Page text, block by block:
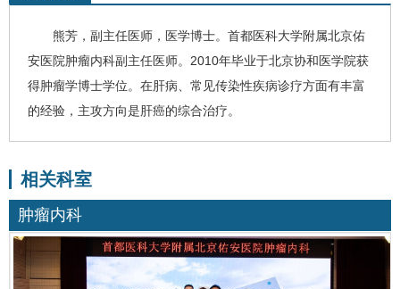
熊芳 ，副主任医师，医学博士。首都医科大学附属北京佑
安医院肿瘤内科副主任医师。2010年毕业于北京协和医学院获
得肿瘤学博士学位。在肝病、常见传染性疾病诊疗方面有丰富
的经验，主攻方向是肝癌的综合治疗。
相关科室
肿瘤内科